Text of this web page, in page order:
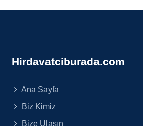
Hirdavatciburada.com
Ana Sayfa
Biz Kimiz
Bize Ulaşın